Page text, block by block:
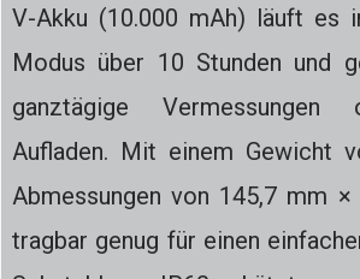
V-Akku (10.000 mAh) läuft es
Modus über 10 Stunden und
ganztägige Vermessungen
Aufladen. Mit einem Gewicht
Abmessungen von 145,7 mm
tragbar genug für einen